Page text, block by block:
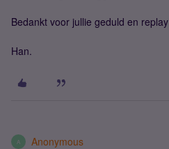
Bedankt voor jullie geduld en replay
Han.
A Anonymous